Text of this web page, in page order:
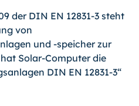
der DIN EN 12831-3 steht
von
und -speicher zur
Solar-Computer die
DIN EN 12831-3“